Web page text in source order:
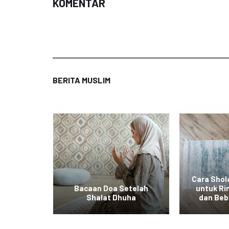
KOMENTAR
BERITA MUSLIM
Bacaan Doa Setelah
Shalat Dhuha
Cara
untuk
dan